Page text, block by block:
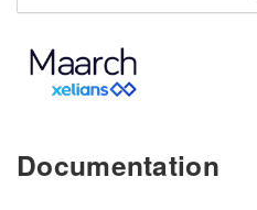
Documentation